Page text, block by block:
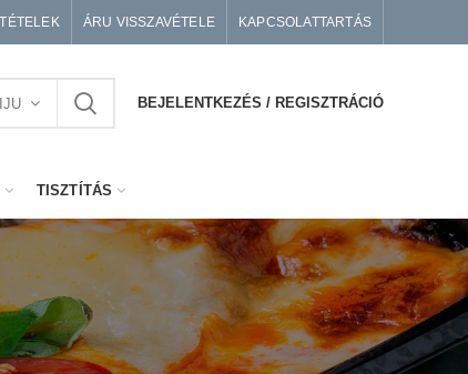
ÁRU VISSZAVÉTELE KAPCSOLATTARTÁS
BEJELENTKEZÉS / REGISZTRÁCIÓ
TISZTÍTÁS